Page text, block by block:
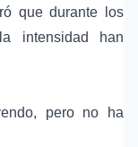
que durante los
intensidad han
pero no ha